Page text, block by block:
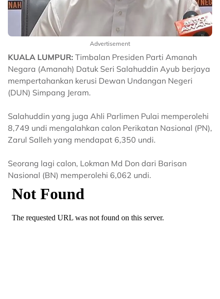
Advertisement
KUALA LUMPUR: Timbalan Presiden Parti Amanah
Negara (Amanah) Datuk Seri Salahuddin Ayub berjaya
mempertahankan kerusi Dewan Undangan Negeri
(DUN) Simpang Jeram.
Salahuddin yang juga Ahli Parlimen Pulai memperolehi
8,749 undi mengalahkan calon Perikatan Nasional (PN),
Zarul Salleh yang mendapat 6,350 undi.
Seorang lagi calon, Lokman Md Don dari Barisan
Nasional (BN) memperolehi 6,062 undi.